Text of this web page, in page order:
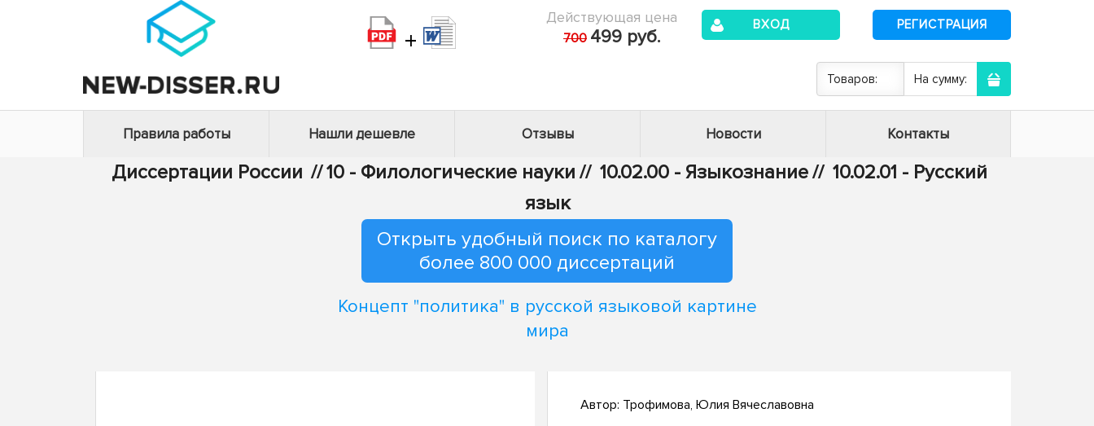
+
Действующая цена
700 499 руб.
ВХОД РЕГИСТРАЦИЯ
Товаров: На сумму:
Правила работы Нашли дешевле Отзывы Новости Контакты
Диссертации России //10 - Филологические науки // 10.02.00 - Языкознание// 10.02.01 - Русский
язык
Открыть удобный поиск по каталогу
более 800 000 диссертаций
Концепт "политика" в русской языковой картине
мира
Автор: Трофимова, Юлия Вячеславовна